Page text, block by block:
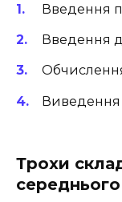
Введення
Введення
Виведення
Трохи